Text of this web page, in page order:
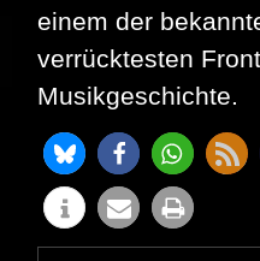
einem der
verrücktesten
Musikgeschichte.